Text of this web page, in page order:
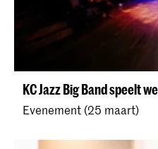
KC Jazz Big Band speelt
Evenement (25 maart)